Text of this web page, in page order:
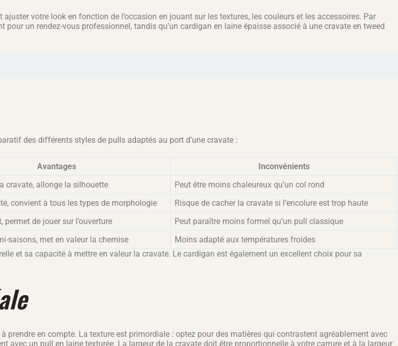
votre look en fonction de l’occasion en jouant sur les textures, les couleurs et les accessoires. Par
un rendez-vous professionnel, tandis qu’un cardigan en laine épaisse associé à une cravate en tweed
des différents styles de pulls adaptés au port d’une cravate :
Avantages
Inconvénients
cravate, allonge la silhouette
Peut être moins chaleureux qu’un col rond
convient à tous les types de morphologie
Risque de cacher la cravate si l’encolure est trop haute
permet de jouer sur l’ouverture
Peut paraître moins formel qu’un pull classique
saisons, met en valeur la chemise
Moins adapté aux températures froides
et sa capacité à mettre en valeur la cravate. Le cardigan est également un excellent choix pour sa
en compte. La texture est primordiale : optez pour des matières qui contrastent agréablement avec
avec un pull en laine texturée. La largeur de la cravate doit être proportionnelle à votre carrure et à la largeur